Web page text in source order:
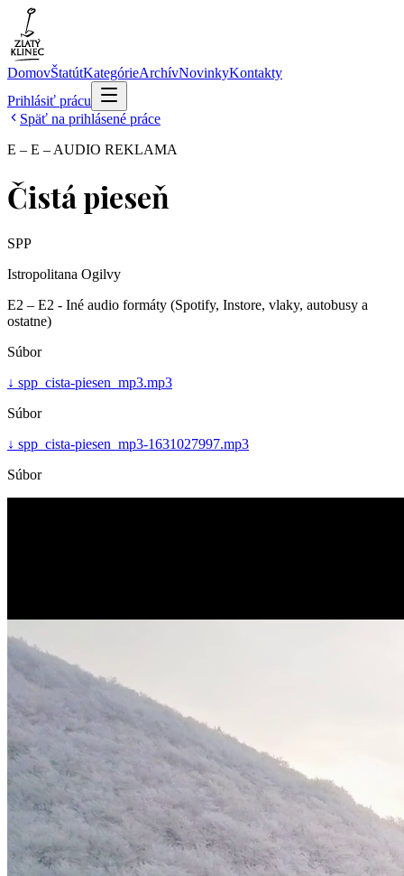
DomovŠtatútKategórieArchívNovinkyKontakty
Prihlásiť prácu
Späť na prihlásené práce
E – E – AUDIO REKLAMA
Čistá pieseň
SPP
Istropolitana Ogilvy
E2 – E2 - Iné audio formáty (Spotify, Instore, vlaky, autobusy a
ostatne)
Súbor
↓ spp_cista-piesen_mp3.mp3
Súbor
↓ spp_cista-piesen_mp3-1631027997.mp3
Súbor